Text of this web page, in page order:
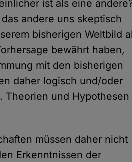
ist als eine
andere uns skeptisch
bisherigen Weltbild
bewährt haben,
mit den bisherigen
daher logisch und/oder
Theorien und Hypothesen
müssen daher nicht
Erkenntnissen der